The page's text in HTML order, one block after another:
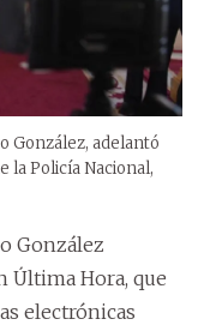
González, adelantó
la Policía Nacional,
González
Última Hora, que
electrónicas